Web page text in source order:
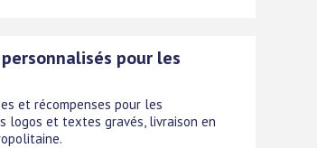
pour les
et récompenses pour les
logos et textes gravés, livraison en